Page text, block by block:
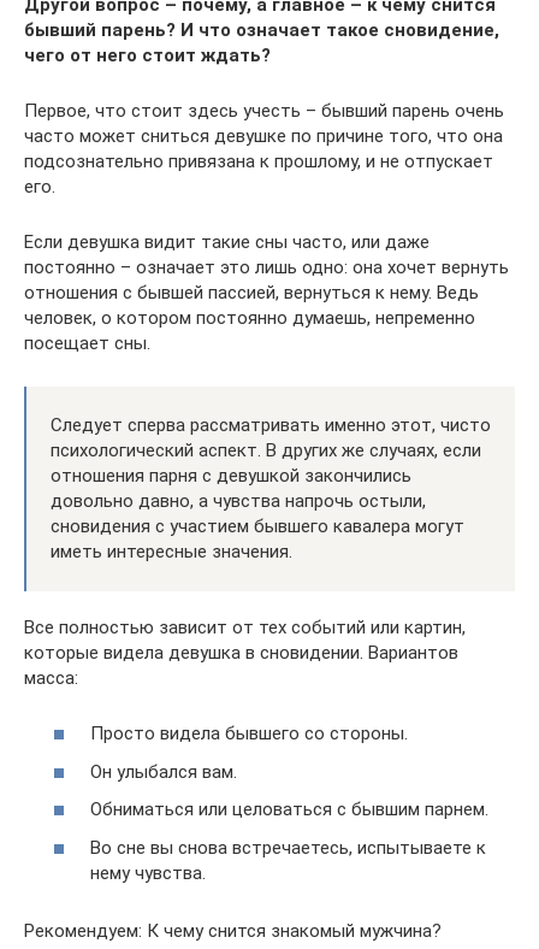
Другой вопрос – почему, а главное – к чему снится
бывший парень? И что означает такое сновидение,
чего от него стоит ждать?
Первое, что стоит здесь учесть – бывший парень очень
часто может сниться девушке по причине того, что она
подсознательно привязана к прошлому, и не отпускает
его.
Если девушка видит такие сны часто, или даже
постоянно – означает это лишь одно: она хочет вернуть
отношения с бывшей пассией, вернуться к нему. Ведь
человек, о котором постоянно думаешь, непременно
посещает сны.
Следует сперва рассматривать именно этот, чисто
психологический аспект. В других же случаях, если
отношения парня с девушкой закончились
довольно давно, а чувства напрочь остыли,
сновидения с участием бывшего кавалера могут
иметь интересные значения.
Все полностью зависит от тех событий или картин,
которые видела девушка в сновидении. Вариантов
масса:
Просто видела бывшего со стороны.
Он улыбался вам.
Обниматься или целоваться с бывшим парнем.
Во сне вы снова встречаетесь, испытываете к
нему чувства.
Рекомендуем: К чему снится знакомый мужчина?